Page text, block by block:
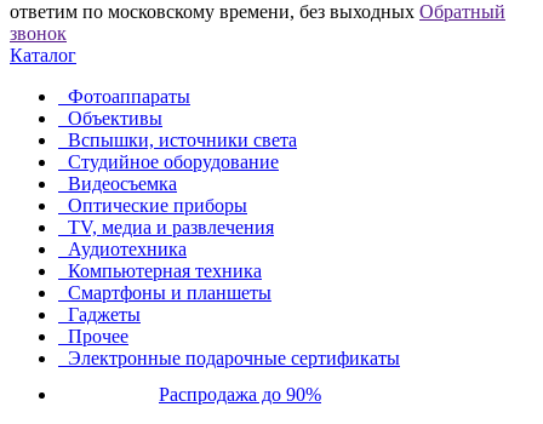
ответим по московскому времени, без выходных Обратный
звонок
Каталог
Фотоаппараты
Объективы
Вспышки, источники света
Студийное оборудование
Видеосъемка
Оптические приборы
TV, медиа и развлечения
Аудиотехника
Компьютерная техника
Смартфоны и планшеты
Гаджеты
Прочее
Электронные подарочные сертификаты
Распродажа до 90%